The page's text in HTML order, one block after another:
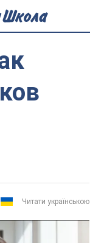
Читати українською